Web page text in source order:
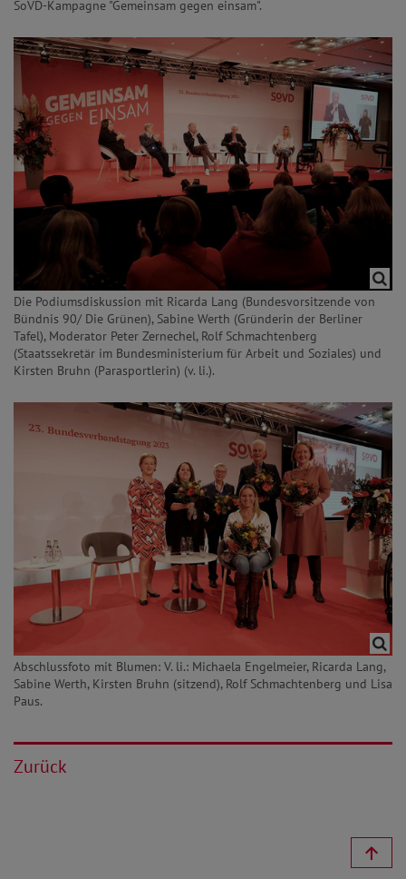
SoVD-Kampagne "Gemeinsam gegen einsam".
Die Podiumsdiskussion mit Ricarda Lang (Bundesvorsitzende von
Bündnis 90/ Die Grünen), Sabine Werth (Gründerin der Berliner
Tafel), Moderator Peter Zernechel, Rolf Schmachtenberg
(Staatssekretär im Bundesministerium für Arbeit und Soziales) und
Kirsten Bruhn (Parasportlerin) (v. li.).
Abschlussfoto mit Blumen: V. li.: Michaela Engelmeier, Ricarda Lang,
Sabine Werth, Kirsten Bruhn (sitzend), Rolf Schmachtenberg und Lisa
Paus.
Zurück